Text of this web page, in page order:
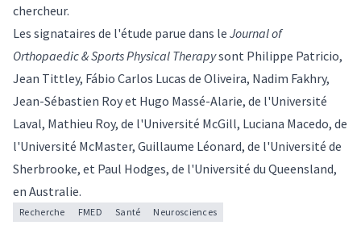
chercheur.
Les signataires de l'étude parue dans le Journal of
Orthopaedic & Sports Physical Therapysont Philippe Patricio,
Jean Tittley, Fábio Carlos Lucas de Oliveira, Nadim Fakhry,
Jean-Sébastien Roy et Hugo Massé-Alarie, de l'Université
Laval, Mathieu Roy, de l'Université McGill, Luciana Macedo, de
l'Université McMaster, Guillaume Léonard, de l'Université de
Sherbrooke, et Paul Hodges, de l'Université du Queensland,
en Australie.
Recherche FMED Santé Neurosciences